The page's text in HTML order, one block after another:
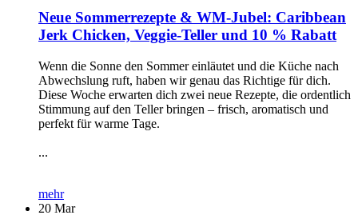
Neue Sommerrezepte & WM-Jubel: Caribbean
Jerk Chicken, Veggie-Teller und 10 % Rabatt
Wenn die Sonne den Sommer einläutet und die Küche nach
Abwechslung ruft, haben wir genau das Richtige für dich.
Diese Woche erwarten dich zwei neue Rezepte, die ordentlich
Stimmung auf den Teller bringen – frisch, aromatisch und
perfekt für warme Tage.
...
mehr
20 Mar